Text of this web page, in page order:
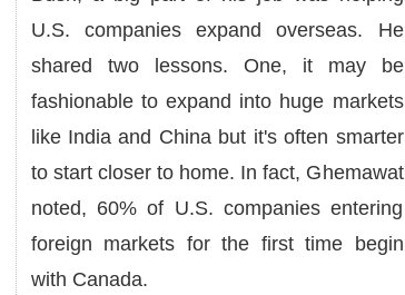
U.S. companies expand overseas. He
shared two lessons. One, it may be
fashionable to expand into huge markets
like India and China but it's often smarter
to start closer to home. In fact, Ghemawat
noted, 60% of U.S. companies entering
foreign markets for the first time begin
with Canada.